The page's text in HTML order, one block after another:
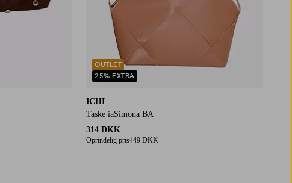
ICHI
Taske iaSimona BA
314 DKK
Oprindelig pris449 DKK
OUTLET
25% EXTRA